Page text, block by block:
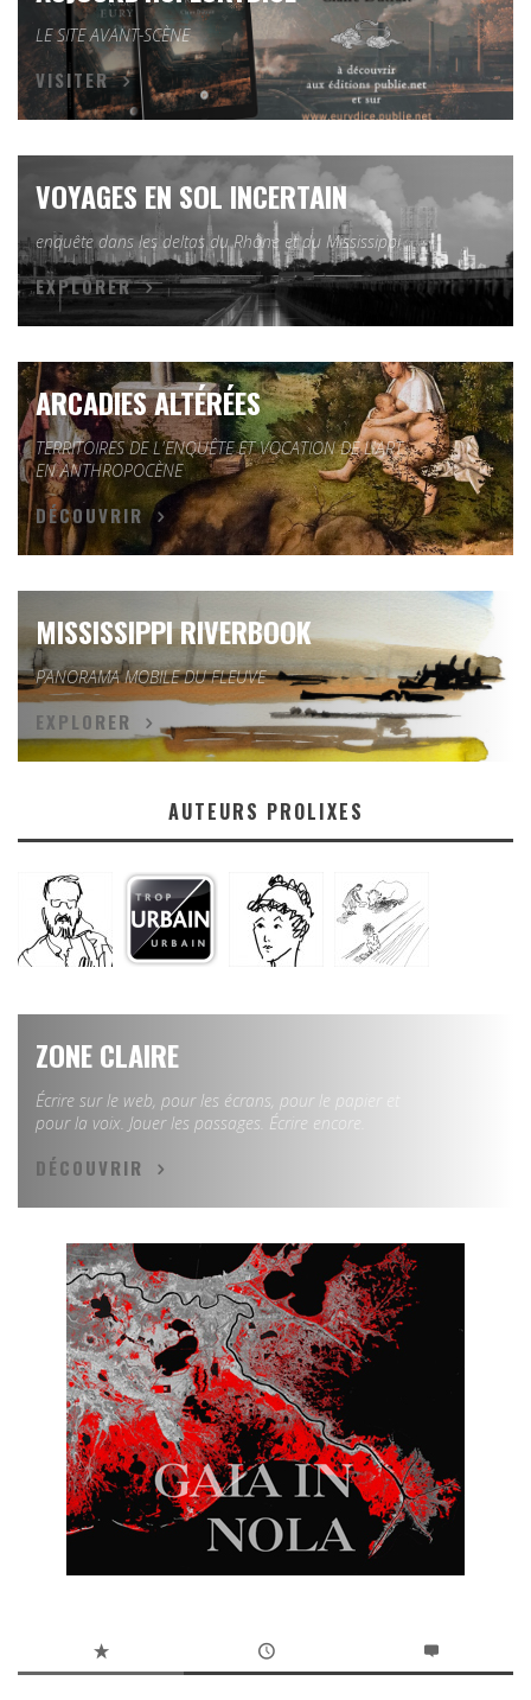
LE SITE AVANT-SCÈNE
VISITER
VOYAGES EN SOL INCERTAIN
enquête dans les deltas du Rhône et du Mississippi
EXPLORER
ARCADIES ALTÉRÉES
TERRITOIRES DE L'ENQUÊTE ET VOCATION DE L'ART
EN ANTHROPOCÈNE
DÉCOUVRIR
MISSISSIPPI RIVERBOOK
PANORAMA MOBILE DU FLEUVE
EXPLORER
AUTEURS PROLIXES
ZONE CLAIRE
Écrire sur le web, pour les écrans, pour le papier et
pour la voix. Jouer les passages. Écrire encore.
DÉCOUVRIR